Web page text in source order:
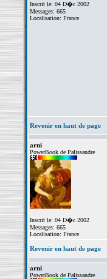
Inscrit le: 04 D�c 2002
Messages: 665
Localisation: France
Revenir en haut de page
arni
PowerBook de Palissandre
Inscrit le: 04 D�c 2002
Messages: 665
Localisation: France
Revenir en haut de page
arni
PowerBook de Palissandre